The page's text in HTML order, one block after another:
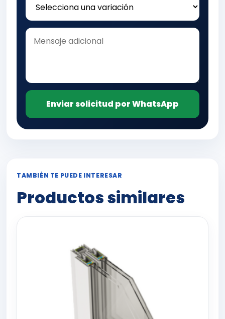
Enviar solicitud por WhatsApp
TAMBIÉN TE PUEDE INTERESAR
Productos similares